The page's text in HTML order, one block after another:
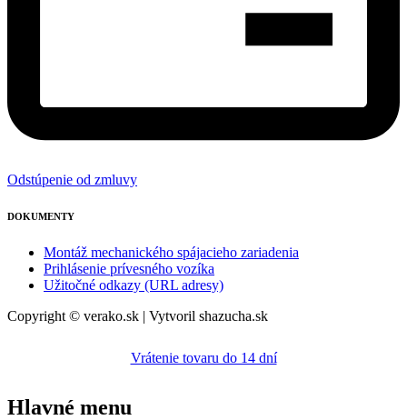
Odstúpenie od zmluvy
DOKUMENTY
Montáž mechanického spájacieho zariadenia
Prihlásenie prívesného vozíka
Užitočné odkazy (URL adresy)
Copyright © verako.sk | Vytvoril shazucha.sk
Vrátenie tovaru do 14 dní
Hlavné menu